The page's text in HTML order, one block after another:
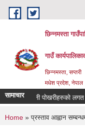
Skip to main content
छिन्नमस्ता
गाउँ
छिन्नमस्ता, सप्तरी
मधेश प्रदेश, नेपाल
सामाचारऐलानी पोखरीहरुको लगत
You are
Home » प्रस्ताव आह्वान